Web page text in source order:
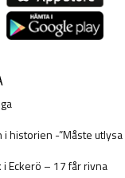
i historien -”Måste
Eckerö – 17 får rivna